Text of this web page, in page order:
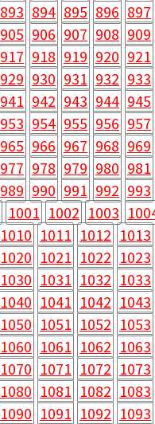
893 894 895 896 897
905 906 907 908 909
917 918 919 920 921
929 930 931 932 933
941 942 943 944 945
953 954 955 956 957
965 966 967 968 969
977 978 979 980 981
989 990 991 992 993
1001 1002 1003
1010 1011 1012 1013
1020 1021 1022 1023
1030 1031 1032 1033
1040 1041 1042 1043
1050 1051 1052 1053
1060 1061 1062 1063
1070 1071 1072 1073
1080 1081 1082 1083
1090 1091 1092 1093